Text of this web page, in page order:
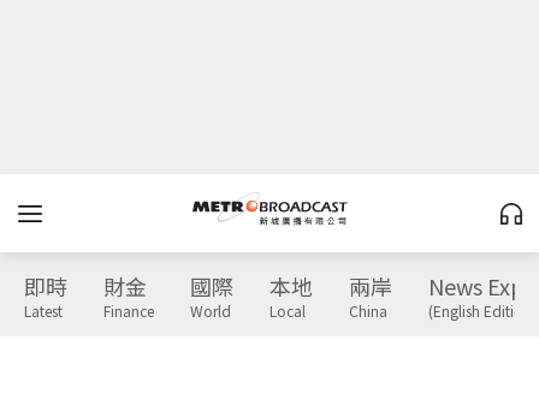
即時
Latest
財金
Finance
國際
World
本地
Local
兩岸
China
News
(English Edition)